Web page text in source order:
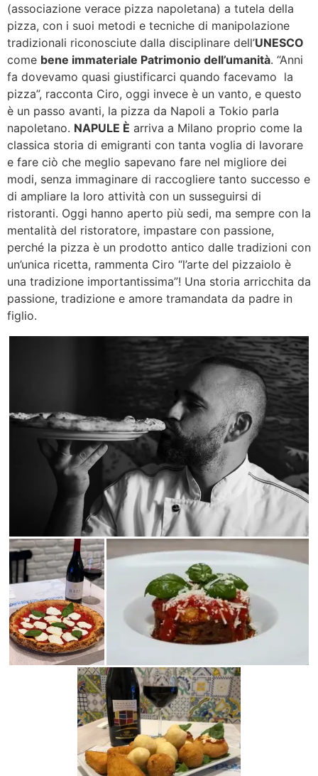
(associazione verace pizza napoletana) a tutela della
pizza, con i suoi metodi e tecniche di manipolazione
tradizionali riconosciute dalla disciplinare dell’UNESCO
come bene immateriale Patrimonio dell’umanità. “Anni
fa dovevamo quasi giustificarci quando facevamo la
pizza”, racconta Ciro, oggi invece è un vanto, e questo
è un passo avanti, la pizza da Napoli a Tokio parla
napoletano. NAPULE È arriva a Milano proprio come la
classica storia di emigranti con tanta voglia di lavorare
e fare ciò che meglio sapevano fare nel migliore dei
modi, senza immaginare di raccogliere tanto successo e
di ampliare la loro attività con un susseguirsi di
ristoranti. Oggi hanno aperto più sedi, ma sempre con la
mentalità del ristoratore, impastare con passione,
perché la pizza è un prodotto antico dalle tradizioni con
un’unica ricetta, rammenta Ciro “l’arte del pizzaiolo è
una tradizione importantissima”! Una storia arricchita da
passione, tradizione e amore tramandata da padre in
figlio.